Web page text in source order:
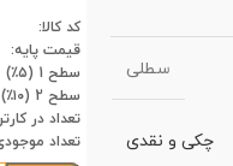
سطلی
چکی و نقدی
کد کالا:
قیمت پایه:
سطح 1 (۵٪)
سطح 2 (۱۰٪)
تعداد در
تعداد